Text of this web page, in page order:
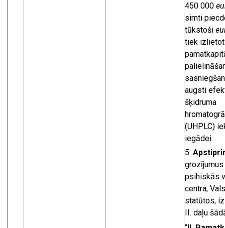
450 000
simti
tūkstoši
tiek
augsti
šķidruma
(UHPLC)
iegādei.
psihiskās
centra,
statūtos,
II. daļu